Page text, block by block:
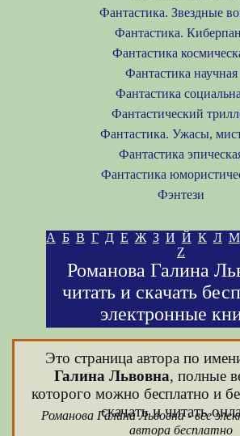
Фантастика. Звездные
Фантастика.
Фантастика
Фантастика научная
Фантастика
Фантастический
Фантастика. Ужасы,
Фантастика
Фантастика
Фэнтези
А Б В Г Д Е Ж З И Й К Л М
Z
Романова Галина
читать и скачать
электронные
Это страница автора по
Галина Львовна, полные
которого можно бесплатно и
скачать и читать
Романова Галина Львовна - все
автора бесплатно